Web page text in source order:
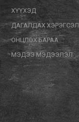
ХҮҮХЭД
ДАГАЛДАХ ХЭРЭГСЭЛ
ОНЦЛОХ БАРАА
МЭДЭЭ МЭДЭЭЛЭЛ